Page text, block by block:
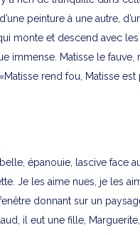
peinture à une autre,
monte et descend avec
immense. Matisse le fauve,
rend fou, Matisse est
épanouie, lascive face
Je les aime nues, je les
donnant sur un
il eut une fille, Marguerite,